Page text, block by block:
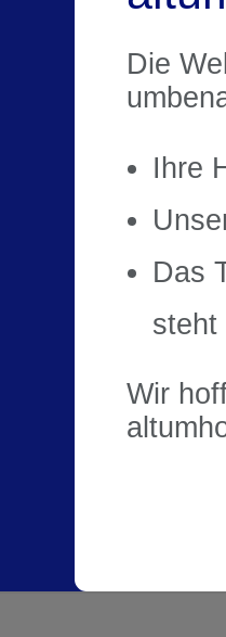
E-Mail-Adresse
Die
Ihre
Das
steht
Wir